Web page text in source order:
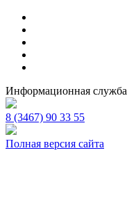
Информационная служба
8 (3467) 90 33 55
Полная версия сайта